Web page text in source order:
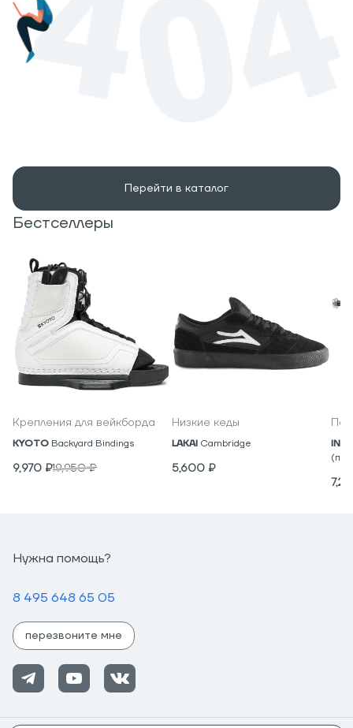
Перейти в каталог
Бестселлеры
Крепления для вейкборда
KYOTO Backyard Bindings
9,970 ₽19,950₽
Низкие кеды
LAKAI Cambridge
5,600 ₽
Нужна помощь?
8 495 648 65 05
перезвоните мне